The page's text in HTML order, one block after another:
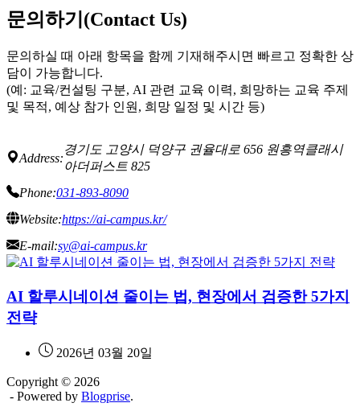
문의하기(Contact Us)
문의하실 때 아래 항목을 함께 기재해주시면 빠르고 정확한 상
담이 가능합니다.
(예: 교육/컨설팅 구분, AI 관련 교육 이력, 희망하는 교육 주제
및 목적, 예상 참가 인원, 희망 일정 및 시간 등)
Address:
경기도 고양시 덕양구 권율대로 656 원흥역클래시
아더퍼스트 825
Phone:031-893-8090
Website:https://ai-campus.kr/
E-mail:sy@ai-campus.kr
AI 할루시네이션 줄이는 법, 현장에서 검증한 5가지
전략
2026년 03월 20일
Copyright © 2026
- Powered by Blogprise.